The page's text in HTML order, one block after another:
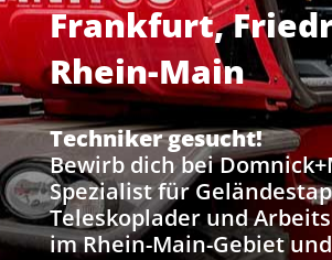
Frankfurt,
Rhein-Main
Techniker gesucht!
Bewirb dich bei
Spezialist für
Teleskoplader und
im Rhein-Main-Gebiet